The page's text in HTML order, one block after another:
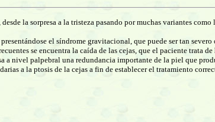
la sorpresa a la tristeza pasando por muchas variantes
el síndrome gravitacional, que puede ser tan
se encuentra la caída de las cejas, que el paciente trata
nivel palpebral una redundancia importante de la piel que
a la ptosis de la cejas a fin de establecer el tratamiento